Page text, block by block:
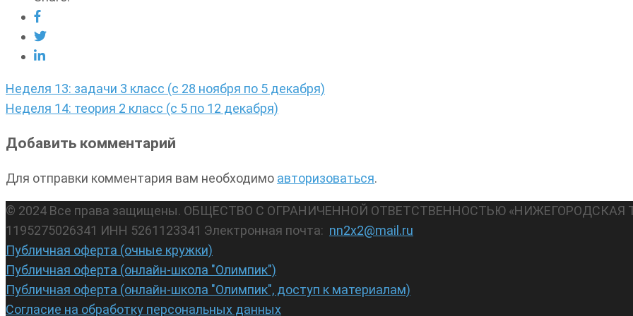
Навигация
по
Неделя 13: задачи 3 класс (с 28 ноября по 5 декабря)
Неделя 14: теория 2 класс (с 5 по 12 декабря)
Добавить комментарий
Для отправки комментария вам необходимо авторизоваться.
© 2024 Все права защищены. ОБЩЕСТВО С ОГРАНИЧЕННОЙ ОТВЕТСТВЕННОСТЬЮ «НИЖЕГОРОДСКАЯ
1195275026341 ИНН 5261123341 Электронная почта: nn2x2@mail.ru
Публичная оферта (очные кружки)
Публичная оферта (онлайн-школа "Олимпик")
Публичная оферта (онлайн-школа "Олимпик", доступ к материалам)
Согласие на обработку персональных данных